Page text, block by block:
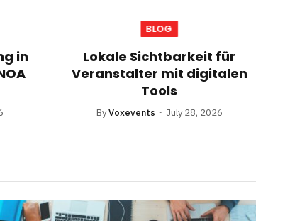
in
BLOG
Lokale Sichtbarkeit für
Veranstalter mit digitalen
Tools
By Voxevents July 28, 2026